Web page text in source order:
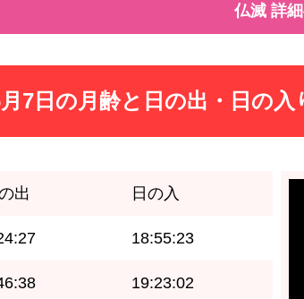
仏滅 詳
7日の月齢と日の出・日の入
出 日の入
18:55:23
19:23:02